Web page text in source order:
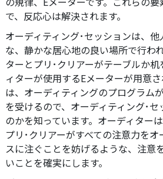
で、反応心は解決されます。
オーディティング･セッションは、
な、静かな居心地の良い場所で行わ
ターとプリ･クリアーがテーブルか
ィターが使用するEメーターが用意
は、オーディティングのプログラム
を受けるので、オーディティング･
のかを知っています。オーディター
プリ･クリアーがすべての注意力を
スに注ぐことを妨げるような、注意
いことを確実にします。